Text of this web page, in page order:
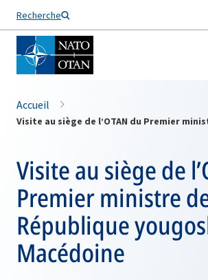
Recherche
Nom de famille*
Accueil
Visite au siège de
Premier ministre
République
Macédoine